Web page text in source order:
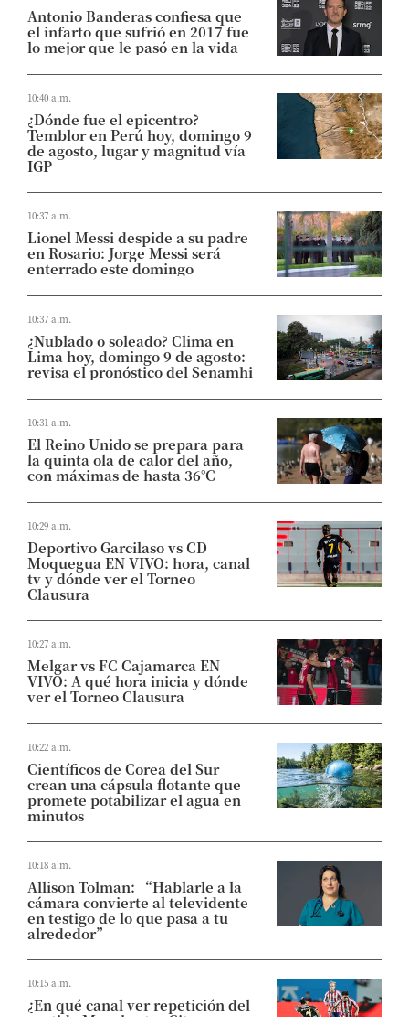
Antonio Banderas confiesa que
el infarto que sufrió en 2017 fue
lo mejor que le pasó en la vida
10:40 a.m.
¿Dónde fue el epicentro?
Temblor en Perú hoy, domingo 9
de agosto, lugar y magnitud vía
IGP
10:37 a.m.
Lionel Messi despide a su padre
en Rosario: Jorge Messi será
enterrado este domingo
10:37 a.m.
¿Nublado o soleado? Clima en
Lima hoy, domingo 9 de agosto:
revisa el pronóstico del Senamhi
10:31 a.m.
El Reino Unido se prepara para
la quinta ola de calor del año,
con máximas de hasta 36°C
10:29 a.m.
Deportivo Garcilaso vs CD
Moquegua EN VIVO: hora, canal
tv y dónde ver el Torneo
Clausura
10:27 a.m.
Melgar vs FC Cajamarca EN
VIVO: A qué hora inicia y dónde
ver el Torneo Clausura
10:22 a.m.
Científicos de Corea del Sur
crean una cápsula flotante que
promete potabilizar el agua en
minutos
10:18 a.m.
Allison Tolman: “Hablarle a la
cámara convierte al televidente
en testigo de lo que pasa a tu
alrededor”
10:15 a.m.
¿En qué canal ver repetición del